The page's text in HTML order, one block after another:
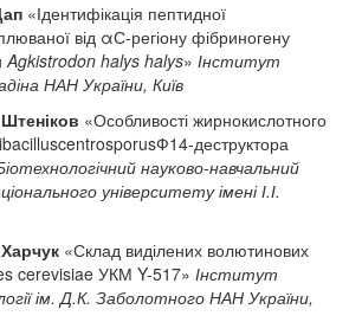
«Ідентифікація пептидної
від αС-регіону фібриногену
Agkistrodon halys halys» Інститут
НАН України, Київ
«Особливості жирнокислотного
деструктора
науково-навчальний
університету імені І.І.
«Склад виділених волютинових
cerevisiae УКМ Y-517» Інститут
ім. Д.К. Заболотного НАН України,